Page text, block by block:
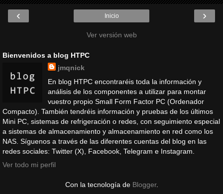
‹ ›
Inicio
Ver versión web
Bienvenidos a blog HTPC
jmqnick
En blog HTPC encontraréis toda la información y
análisis de los componentes a utilizar para montar
vuestro propio Small Form Factor PC (Ordenador
Compacto). También tendréis información y pruebas de los últimos
Mini PC, sistemas de refrigeración o redes, con seguimiento especial
a sistemas de almacenamiento y almacenamiento en red como los
NAS. Síguenos a través de las diferentes cuentas del blog en las
redes sociales: Twitter (X), Facebook, Telegram e Instagram.
Ver todo mi perfil
Con la tecnología de Blogger.